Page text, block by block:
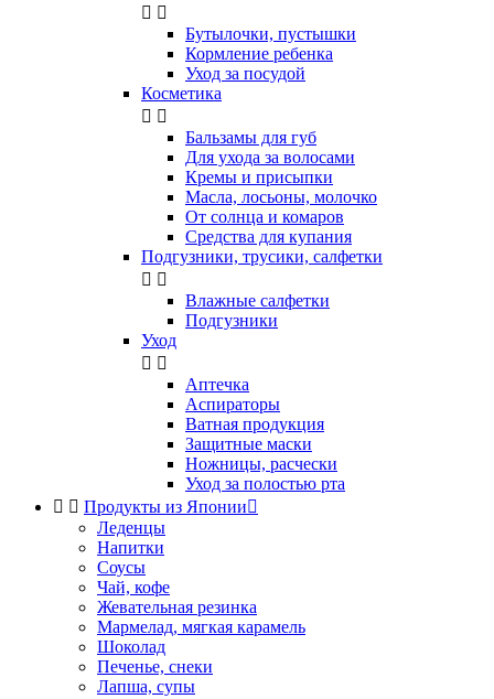
 
Бутылочки, пустышки
Кормление ребенка
Уход за посудой
Косметика
 
Бальзамы для губ
Для ухода за волосами
Кремы и присыпки
Масла, лосьоны, молочко
От солнца и комаров
Средства для купания
Подгузники, трусики, салфетки
 
Влажные салфетки
Подгузники
Уход
 
Аптечка
Аспираторы
Ватная продукция
Защитные маски
Ножницы, расчески
Уход за полостью рта
  Продукты из Японии
Леденцы
Напитки
Соусы
Чай, кофе
Жевательная резинка
Мармелад, мягкая карамель
Шоколад
Печенье, снеки
Лапша, супы